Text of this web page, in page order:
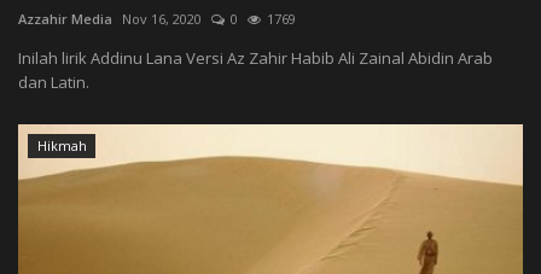
Azzahir Media Nov 16, 2020 0 1769
Inilah lirik Addinu Lana Versi Az Zahir Habib Ali Zainal Abidin Arab
dan Latin.
Hikmah